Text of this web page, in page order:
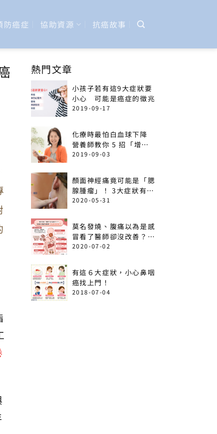
防癌症 協助資源 抗癌故事
熱門文章
小孩子若有這9大症狀要
小心 可能是癌症的徵兆
2019-09-17
化療時最怕白血球下降
營養師教你 5 招「增加
免疫力」菜單
2019-09-03
顏面神經痛竟可能是「腮
腺腫瘤」！ 3大症狀有癌
變可能
2020-05-31
莫名發燒、腹痛以為是感
冒看了醫師卻沒改善？出
現這6情形恐是急性白血
2020-07-02
有這６大症狀，小心鼻咽
癌找上門！
2018-07-04